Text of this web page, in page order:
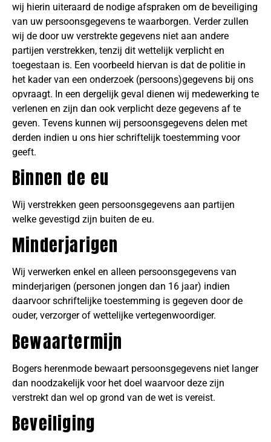
wij hierin uiteraard de nodige afspraken om de beveiliging
van uw persoonsgegevens te waarborgen. Verder zullen
wij de door uw verstrekte gegevens niet aan andere
partijen verstrekken, tenzij dit wettelijk verplicht en
toegestaan is. Een voorbeeld hiervan is dat de politie in
het kader van een onderzoek (persoons)gegevens bij ons
opvraagt. In een dergelijk geval dienen wij medewerking te
verlenen en zijn dan ook verplicht deze gegevens af te
geven. Tevens kunnen wij persoonsgegevens delen met
derden indien u ons hier schriftelijk toestemming voor
geeft.
Binnen de eu
Wij verstrekken geen persoonsgegevens aan partijen
welke gevestigd zijn buiten de eu.
Minderjarigen
Wij verwerken enkel en alleen persoonsgegevens van
minderjarigen (personen jongen dan 16 jaar) indien
daarvoor schriftelijke toestemming is gegeven door de
ouder, verzorger of wettelijke vertegenwoordiger.
Bewaartermijn
Bogers herenmode bewaart persoonsgegevens niet langer
dan noodzakelijk voor het doel waarvoor deze zijn
verstrekt dan wel op grond van de wet is vereist.
Beveiliging